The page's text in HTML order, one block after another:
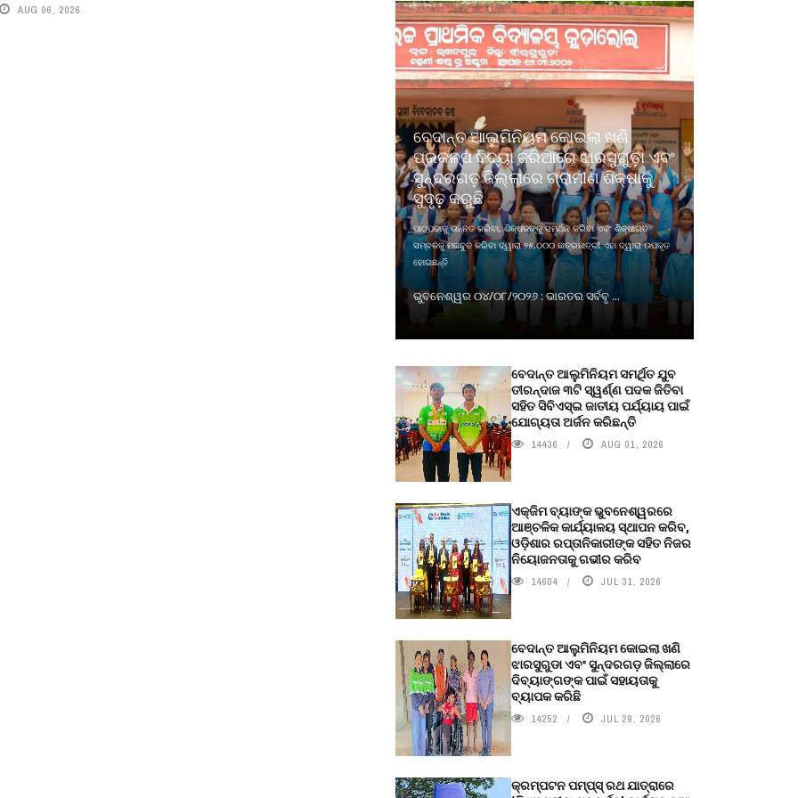
AUG 06, 2026
ବେଦାନ୍ତ ଆଲୁମିନିୟମ କୋଇଲା ଖଣି
ପ୍ରକଳ୍ପ ବିଦ୍ୟା ଜରିଆରେ ଝାରସୁଗୁଡ଼ା ଏବଂ
ସୁନ୍ଦରଗଡ଼ ଜିଲ୍ଲାରେ ଗ୍ରାମୀଣ ଶିକ୍ଷାକୁ
ସୁଦୃଢ଼ କରୁଛି
ପାଠପଢାକୁ ଉନ୍ନତ କରିବା, ଶିକ୍ଷକଙ୍କୁ ସମର୍ଥନ କରିବା ଏବଂ ଶିକ୍ଷାଗତ
ସମ୍ବଳକୁ ମଜବୁତ କରିବା ଦ୍ୱାରା ୨୫,୦୦୦ ଛାତ୍ରଛାତ୍ରୀ ଏହା ଦ୍ୱାରା ଉପକୃତ
ହୋଇଛନ୍ତି
ଭୁବନେଶ୍ୱର ୦୪/୦୮/୨୦୨୬ : ଭାରତର ସର୍ବବୃ ...
ବେଦାନ୍ତ ଆଲୁମିନିୟମ ସମର୍ଥିତ ଯୁବ
ତୀରନ୍ଦାଜ ୩ଟି ସ୍ୱର୍ଣ୍ଣ ପଦକ ଜିତିବା
ସହିତ ସିବିଏସ୍ଇ ଜାତୀୟ ପର୍ଯ୍ୟାୟ ପାଇଁ
ଯୋଗ୍ୟତା ଅର୍ଜନ କରିଛନ୍ତି
14436 AUG 01, 2026
ଏକ୍ଜିମ ବ୍ୟାଙ୍କ ଭୁବନେଶ୍ୱରରେ
ଆଞ୍ଚଳିକ କାର୍ଯ୍ୟାଳୟ ସ୍ଥାପନ କରିବ,
ଓଡ଼ିଶାର ରପ୍ତାନିକାରୀଙ୍କ ସହିତ ନିଜର
ନିୟୋଜନତାକୁ ଗଭୀର କରିବ
14604 JUL 31, 2026
ବେଦାନ୍ତ ଆଲୁମିନିୟମ କୋଇଲା ଖଣି
ଝାରସୁଗୁଡା ଏବଂ ସୁନ୍ଦରଗଡ଼ ଜିଲ୍ଲାରେ
ଦିବ୍ୟାଙ୍ଗଙ୍କ ପାଇଁ ସହାୟତାକୁ
ବ୍ୟାପକ କରିଛି
14252 JUL 29, 2026
କ୍ରମ୍ପଟନ ପମ୍ପ୍‌ସ୍‌ ରଥ ଯାତ୍ରାରେ